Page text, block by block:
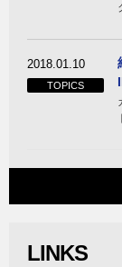
2018.01.10
TOPICS
LINKS